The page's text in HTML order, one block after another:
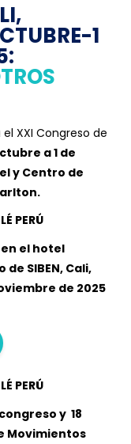
1
XXI Congreso de
a 1 de
y Centro de
PERÚ
el hotel
SIBEN, Cali,
de 2025
PERÚ
y 18
Movimientos